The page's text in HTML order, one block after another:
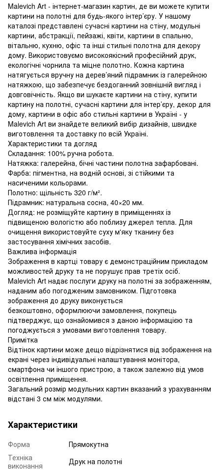
Malevich Art - інтернет-магазин картин, де ви можете купити
картини на полотні для будь-якого інтер’єру. У нашому
каталозі представлені сучасні картини на стіну, модульні
картини, абстракції, пейзажі, квіти, картини в спальню,
вітальню, кухню, офіс та інші стильні полотна для декору
дому. Використовуємо високоякісний професійний друк,
екологічні чорнила та міцне полотно. Кожна картина
натягується вручну на дерев’яний підрамник із галерейною
натяжкою, що забезпечує бездоганний зовнішній вигляд і
довговічність. Якщо ви шукаєте картини на стіну, купити
картину на полотні, сучасні картини для інтер’єру, декор для
дому, картини в офіс або стильні картини в Україні - у
Malevich Art ви знайдете великий вибір дизайнів, швидке
виготовлення та доставку по всій Україні.
Характеристики та догляд
Складання: 100% ручна робота.
Натяжка: галерейна, бічні частини полотна зафарбовані.
Фарба: пігментна, на водній основі, зі стійкими та
насиченими кольорами.
Полотно: щільність 320 г/м².
Підрамник: натуральна сосна, 40×20 мм.
Догляд: не розміщуйте картину в приміщеннях із
підвищеною вологістю або поблизу джерел тепла. Для
очищення використовуйте суху м'яку тканину без
застосування хімічних засобів.
Важлива інформація
Зображення в картці товару є демонстраційним прикладом
можливостей друку та не порушує прав третіх осіб.
Malevich Art надає послуги друку на полотні за зображенням,
наданим або погодженим замовником. Підготовка
зображення до друку виконується
безкоштовно, оформлюючи замовлення, покупець
підтверджує, що ознайомився з даною інформацією та
погоджується з умовами виготовлення товару.
Примітка
Відтінок картини може дещо відрізнятися від зображення на
екрані через індивідуальні налаштування монітора,
смартфона чи іншого пристрою, а також залежно від умов
освітлення приміщення.
Загальний розмір модульних картин вказаний з урахуванням
відстані 3 см між модулями.
Характеристики
Форма
Прямокутна
Техніка
виконання
Друк на полотні